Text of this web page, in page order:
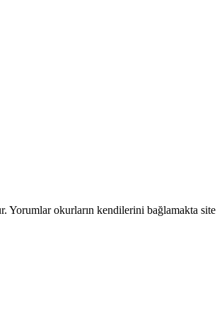
Yorumlar okurların kendilerini bağlamakta site